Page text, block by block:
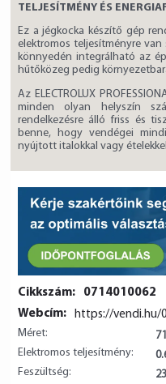
TELJESÍTMÉNY ÉS
Ez a jégkocka készítő gép
elektromos teljesítményre van
könnyedén integrálható az
hűtőközeg pedig
Az ELECTROLUX
minden olyan helyszín
rendelkezésre álló friss és
benne, hogy vendégei
nyújtott italokkal vagy
Cikkszám:
0714010062
Webcím:
https://vendi.hu/
Méret:
Elektromos teljesítmény:
Feszültség: